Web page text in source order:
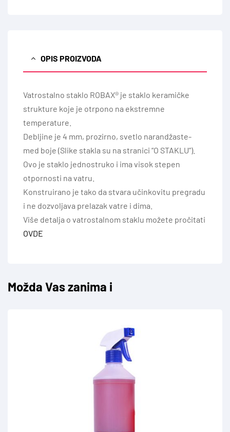
OPIS PROIZVODA
Vatrostalno staklo ROBAX® je staklo keramičke
strukture koje je otrpono na ekstremne
temperature.
Debljine je 4 mm, prozirno, svetlo narandžaste-
med boje (Slike stakla su na stranici “O STAKLU”).
Ovo je staklo jednostruko i ima visok stepen
otpornosti na vatru.
Konstruirano je tako da stvara učinkovitu pregradu
i ne dozvoljava prelazak vatre i dima.
Više detalja o vatrostalnom staklu možete pročitati
OVDE
Možda Vas zanima i